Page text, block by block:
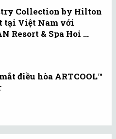
Collection by Hilton
tại Việt Nam với
Resort & Spa Hoi ...
điều hòa ARTCOOL™